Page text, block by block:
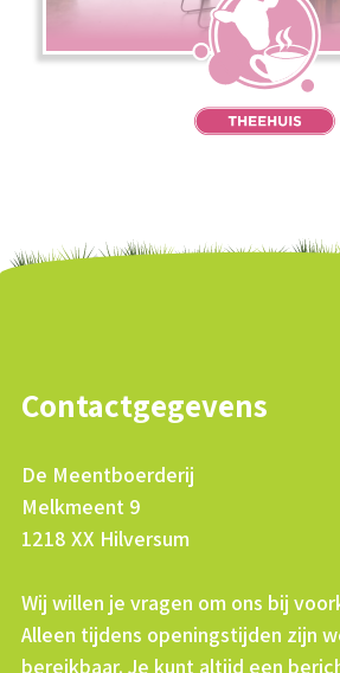
Contactgegevens
De Meentboerderij
Melkmeent 9
1218 XX Hilversum
Wij willen je vragen om ons bij
Alleen tijdens openingstijden zijn
bereikbaar. Je kunt altijd een